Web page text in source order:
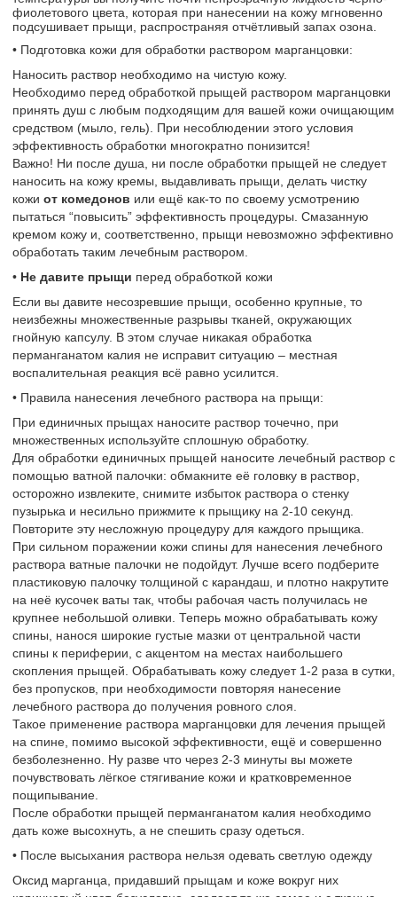
фиолетового цвета, которая при нанесении на кожу мгновенно
подсушивает прыщи, распространяя отчётливый запах озона.
• Подготовка кожи для обработки раствором марганцовки:
Наносить раствор необходимо на чистую кожу.
Необходимо перед обработкой прыщей раствором марганцовки
принять душ с любым подходящим для вашей кожи очищающим
средством (мыло, гель). При несоблюдении этого условия
эффективность обработки многократно понизится!
Важно! Ни после душа, ни после обработки прыщей не следует
наносить на кожу кремы, выдавливать прыщи, делать чистку
кожи от комедонов или ещё как-то по своему усмотрению
пытаться “повысить” эффективность процедуры. Смазанную
кремом кожу и, соответственно, прыщи невозможно эффективно
обработать таким лечебным раствором.
• Не давите прыщи перед обработкой кожи
Если вы давите несозревшие прыщи, особенно крупные, то
неизбежны множественные разрывы тканей, окружающих
гнойную капсулу. В этом случае никакая обработка
перманганатом калия не исправит ситуацию – местная
воспалительная реакция всё равно усилится.
• Правила нанесения лечебного раствора на прыщи:
При единичных прыщах наносите раствор точечно, при
множественных используйте сплошную обработку.
Для обработки единичных прыщей наносите лечебный раствор с
помощью ватной палочки: обмакните её головку в раствор,
осторожно извлеките, снимите избыток раствора о стенку
пузырька и несильно прижмите к прыщику на 2-10 секунд.
Повторите эту несложную процедуру для каждого прыщика.
При сильном поражении кожи спины для нанесения лечебного
раствора ватные палочки не подойдут. Лучше всего подберите
пластиковую палочку толщиной с карандаш, и плотно накрутите
на неё кусочек ваты так, чтобы рабочая часть получилась не
крупнее небольшой оливки. Теперь можно обрабатывать кожу
спины, нанося широкие густые мазки от центральной части
спины к периферии, с акцентом на местах наибольшего
скопления прыщей. Обрабатывать кожу следует 1-2 раза в сутки,
без пропусков, при необходимости повторяя нанесение
лечебного раствора до получения ровного слоя.
Такое применение раствора марганцовки для лечения прыщей
на спине, помимо высокой эффективности, ещё и совершенно
безболезненно. Ну разве что через 2-3 минуты вы можете
почувствовать лёгкое стягивание кожи и кратковременное
пощипывание.
После обработки прыщей перманганатом калия необходимо
дать коже высохнуть, а не спешить сразу одеться.
• После высыхания раствора нельзя одевать светлую одежду
Оксид марганца, придавший прыщам и коже вокруг них